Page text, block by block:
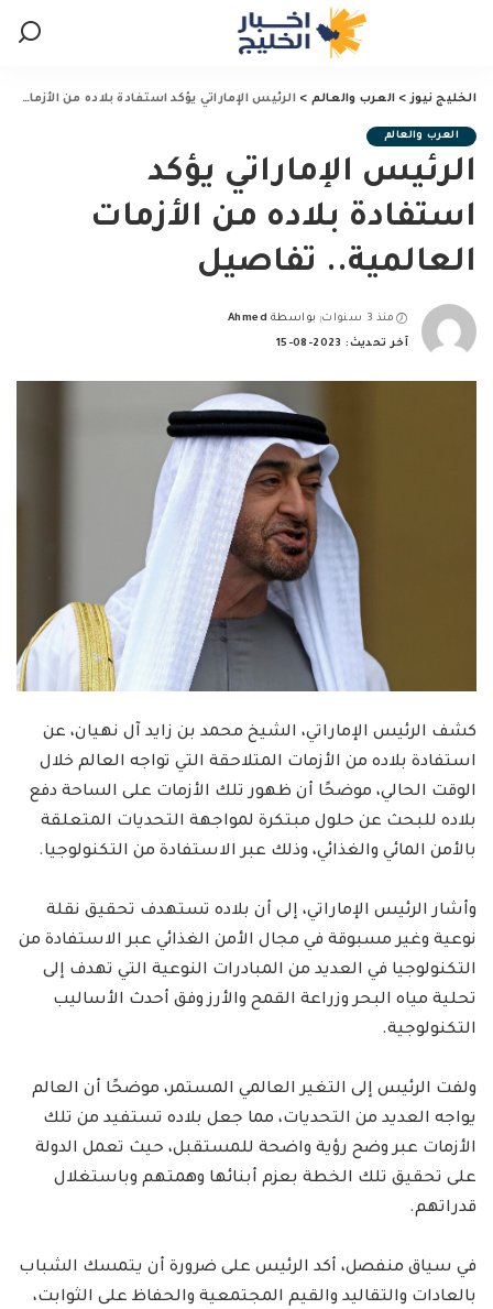
الخليج نيوز> العرب والعالم > الرئيس الإماراتي يؤكد استفادة بلاده من الأزمات العالمية.. تفاصيل
العرب والعالم
الرئيس الإماراتي يؤكد
استفادة بلاده من الأزمات
العالمية.. تفاصيل
منذ 3 سنوات
Posted
by
بواسطة Ahmed
آخر تحديث: 2023-08-15
كشف الرئيس الإماراتي، الشيخ محمد بن زايد آل نهيان، عن
استفادة بلاده من الأزمات المتلاحقة التي تواجه العالم خلال
الوقت الحالي، موضحًا أن ظهور تلك الأزمات على الساحة دفع
بلاده للبحث عن حلول مبتكرة لمواجهة التحديات المتعلقة
بالأمن المائي والغذائي، وذلك عبر الاستفادة من التكنولوجيا.
وأشار الرئيس الإماراتي، إلى أن بلاده تستهدف تحقيق نقلة
نوعية وغير مسبوقة في مجال الأمن الغذائي عبر الاستفادة من
التكنولوجيا في العديد من المبادرات النوعية التي تهدف إلى
تحلية مياه البحر وزراعة القمح والأرز وفق أحدث الأساليب
التكنولوجية.
ولفت الرئيس إلى التغير العالمي المستمر، موضحًا أن العالم
يواجه العديد من التحديات، مما جعل بلاده تستفيد من تلك
الأزمات عبر وضح رؤية واضحة للمستقبل، حيث تعمل الدولة
على تحقيق تلك الخطة بعزم أبنائها وهمتهم وباستغلال
قدراتهم.
في سياق منفصل، أكد الرئيس على ضرورة أن يتمسك الشباب
بالعادات والتقاليد والقيم المجتمعية والحفاظ على الثوابت،